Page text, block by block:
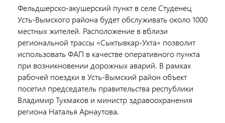
Фельдшерско-акушерский пункт в селе Студенец
Усть-Вымского района будет обслуживать около 1000
местных жителей. Расположение в вблизи
региональной трассы «Сыктывкар-Ухта» позволит
использовать ФАП в качестве оперативного пункта
при возникновении дорожных аварий. В рамках
рабочей поездки в Усть-Вымский район объект
посетил председатель правительства республики
Владимир Тукмаков и министр здравоохранения
региона Наталья Арнаутова.